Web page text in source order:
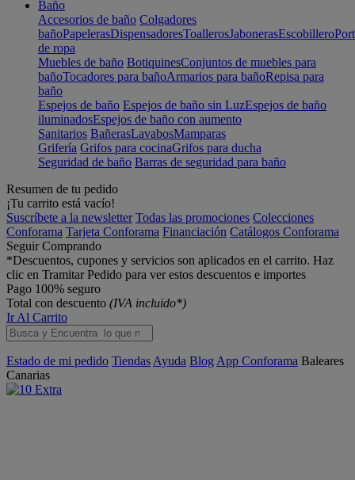
Baño
Accesorios de baño Colgadores
bañoPapelerasDispensadoresToallerosJabonerasEscobillero
de ropa
Muebles de baño BotiquinesConjuntos de muebles para
bañoTocadores para bañoArmarios para bañoRepisa para
baño
Espejos de baño Espejos de baño sin LuzEspejos de baño
iluminadosEspejos de baño con aumento
Sanitarios BañerasLavabosMamparas
Grifería Grifos para cocinaGrifos para ducha
Seguridad de baño Barras de seguridad para baño
Resumen de tu pedido
¡Tu carrito está vacío!
Suscríbete a la newsletter Todas las promociones Colecciones
Conforama Tarjeta Conforama Financiación Catálogos Conforama
Seguir Comprando
*Descuentos, cupones y servicios son aplicados en el carrito. Haz
clic en Tramitar Pedido para ver estos descuentos e importes
Pago 100% seguro
Total con descuento (IVA incluido*)
Ir Al Carrito
Estado de mi pedido Tiendas Ayuda Blog App Conforama Baleares
Canarias